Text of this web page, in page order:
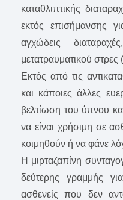
καταθλιπτικής
εκτός επισήμανσης
αγχώδεις
μετατραυματικού
Εκτός από τις
και κάποιες άλλες
βελτίωση του ύπνου
να είναι χρήσιμη σε
κοιμηθούν ή να φάνε
Η μιρταζαπίνη
δεύτερης γραμμής
ασθενείς που δεν